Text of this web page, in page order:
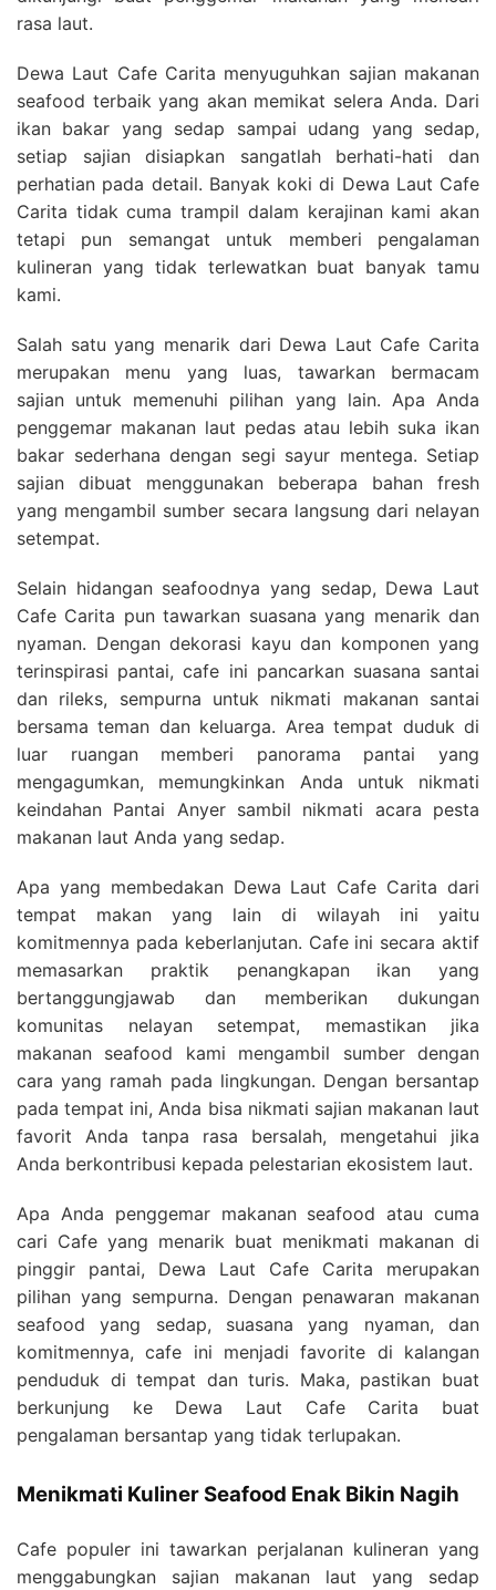
rasa laut.
Dewa Laut Cafe Carita menyuguhkan sajian makanan
seafood terbaik yang akan memikat selera Anda. Dari
ikan bakar yang sedap sampai udang yang sedap,
setiap sajian disiapkan sangatlah berhati-hati dan
perhatian pada detail. Banyak koki di Dewa Laut Cafe
Carita tidak cuma trampil dalam kerajinan kami akan
tetapi pun semangat untuk memberi pengalaman
kulineran yang tidak terlewatkan buat banyak tamu
kami.
Salah satu yang menarik dari Dewa Laut Cafe Carita
merupakan menu yang luas, tawarkan bermacam
sajian untuk memenuhi pilihan yang lain. Apa Anda
penggemar makanan laut pedas atau lebih suka ikan
bakar sederhana dengan segi sayur mentega. Setiap
sajian dibuat menggunakan beberapa bahan fresh
yang mengambil sumber secara langsung dari nelayan
setempat.
Selain hidangan seafoodnya yang sedap, Dewa Laut
Cafe Carita pun tawarkan suasana yang menarik dan
nyaman. Dengan dekorasi kayu dan komponen yang
terinspirasi pantai, cafe ini pancarkan suasana santai
dan rileks, sempurna untuk nikmati makanan santai
bersama teman dan keluarga. Area tempat duduk di
luar ruangan memberi panorama pantai yang
mengagumkan, memungkinkan Anda untuk nikmati
keindahan Pantai Anyer sambil nikmati acara pesta
makanan laut Anda yang sedap.
Apa yang membedakan Dewa Laut Cafe Carita dari
tempat makan yang lain di wilayah ini yaitu
komitmennya pada keberlanjutan. Cafe ini secara aktif
memasarkan praktik penangkapan ikan yang
bertanggungjawab dan memberikan dukungan
komunitas nelayan setempat, memastikan jika
makanan seafood kami mengambil sumber dengan
cara yang ramah pada lingkungan. Dengan bersantap
pada tempat ini, Anda bisa nikmati sajian makanan laut
favorit Anda tanpa rasa bersalah, mengetahui jika
Anda berkontribusi kepada pelestarian ekosistem laut.
Apa Anda penggemar makanan seafood atau cuma
cari Cafe yang menarik buat menikmati makanan di
pinggir pantai, Dewa Laut Cafe Carita merupakan
pilihan yang sempurna. Dengan penawaran makanan
seafood yang sedap, suasana yang nyaman, dan
komitmennya, cafe ini menjadi favorite di kalangan
penduduk di tempat dan turis. Maka, pastikan buat
berkunjung ke Dewa Laut Cafe Carita buat
pengalaman bersantap yang tidak terlupakan.
Menikmati Kuliner Seafood Enak Bikin Nagih
Cafe populer ini tawarkan perjalanan kulineran yang
menggabungkan sajian makanan laut yang sedap